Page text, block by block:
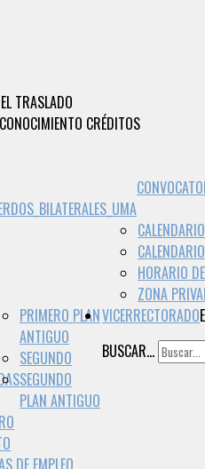
TRASLADO
CRÉDITOS
PRIMERO PLAN
ANTIGUO
SEGUNDO
SEGUNDO
PLAN ANTIGUO
DE EMPLEO
HORARIO
ZONA
VICERRECTORADO
BUSCAR...